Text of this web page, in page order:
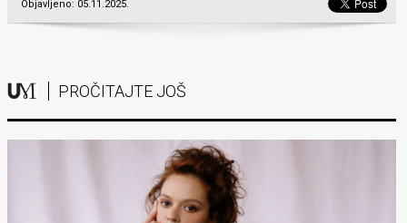
Objavljeno: 05.11.2025.
PROČITAJTE JOŠ